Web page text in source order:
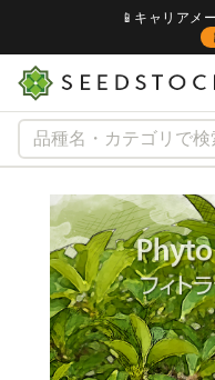
📱キャリアメ